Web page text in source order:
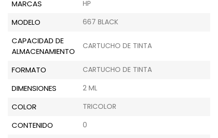
MARCAS HP
MODELO 667 BLACK
CAPACIDAD DE
ALMACENAMIENTO
CARTUCHO DE TINTA
FORMATO CARTUCHO DE TINTA
DIMENSIONES 2 ML
COLOR TRICOLOR
CONTENIDO 0